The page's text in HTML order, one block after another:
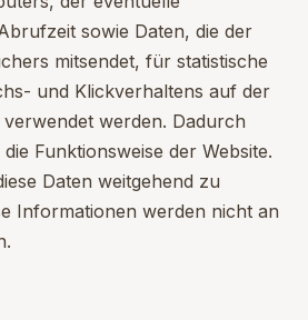
sowie Daten, die der
mitsendet, für statistische
und Klickverhaltens auf der
werden. Dadurch
Funktionsweise der Website.
Daten weitgehend zu
Informationen werden nicht an